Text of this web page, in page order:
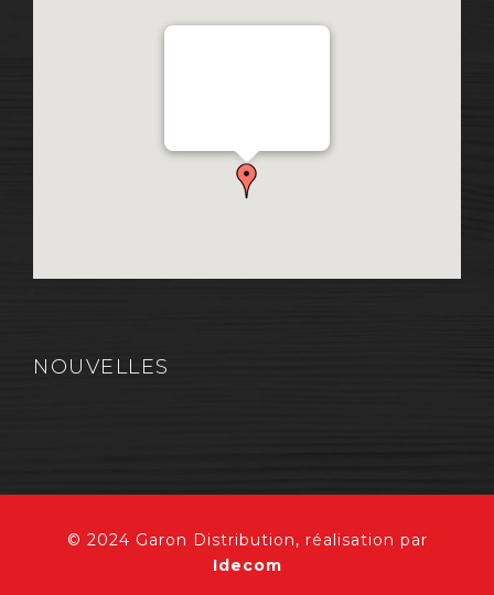
NOUVELLES
© 2024 Garon Distribution, réalisation par
Idecom